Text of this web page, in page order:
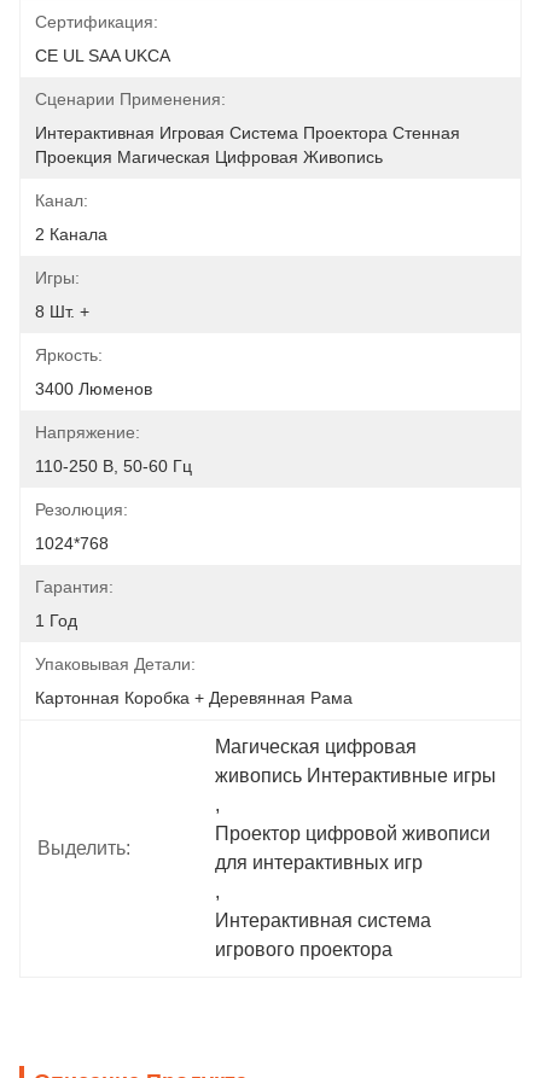
Сертификация:
CE UL SAA UKCA
Сценарии Применения:
Интерактивная Игровая Система Проектора Стенная
Проекция Магическая Цифровая Живопись
Канал:
2 Канала
Игры:
8 Шт. +
Яркость:
3400 Люменов
Напряжение:
110-250 В, 50-60 Гц
Резолюция:
1024*768
Гарантия:
1 Год
Упаковывая Детали:
Картонная Коробка + Деревянная Рама
Выделить:
Магическая цифровая
живопись Интерактивные игры
,
Проектор цифровой живописи
для интерактивных игр
,
Интерактивная система
игрового проектора